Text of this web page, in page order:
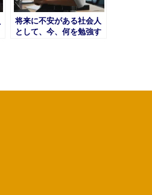
将来に不安がある社会人
として、今、何を勉強す